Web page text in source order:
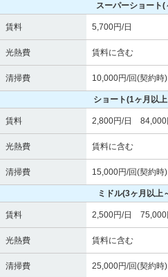
スーパーショート(
賃料 5,700円/日
光熱費 賃料に含む
清掃費 10,000円/回(契約時)
ショート(1ヶ月以
賃料 2,800円/日 84,000
光熱費 賃料に含む
清掃費 15,000円/回(契約時)
ミドル(3ヶ月以上
賃料 2,500円/日 75,000
光熱費 賃料に含む
清掃費 25,000円/回(契約時)